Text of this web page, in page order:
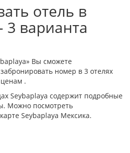
отель в
3 варианта
Вы сможете
номер в 3 отелях
.
Seybaplaya содержит подробные
Можно посмотреть
Seybaplaya Мексика.